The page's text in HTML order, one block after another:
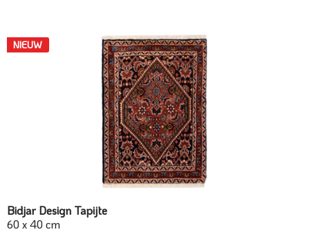
NIEUW
Bidjar Design Tapijte
60 x 40 cm